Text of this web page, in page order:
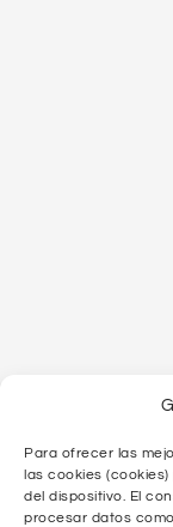
Para ofrecer las
las cookies
del dispositivo. El
procesar datos